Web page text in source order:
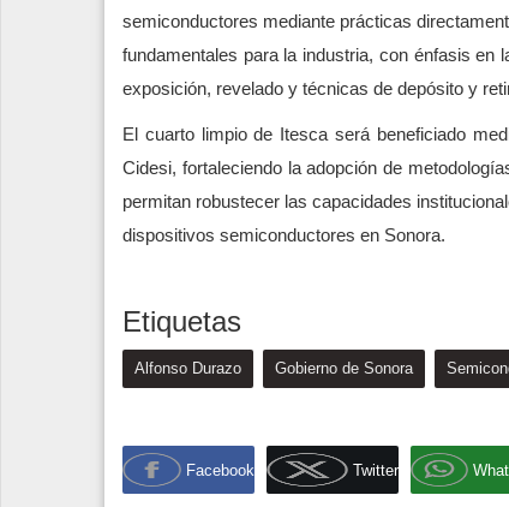
semiconductores mediante prácticas
fundamentales para la industria, con énfasis en
exposición, revelado y técnicas de depósito y
El cuarto limpio de Itesca será beneficiado
Cidesi, fortaleciendo la adopción de
permitan robustecer las capacidades
dispositivos semiconductores en Sonora.
Etiquetas
Alfonso Durazo Gobierno de Sonora
Facebook Twitter